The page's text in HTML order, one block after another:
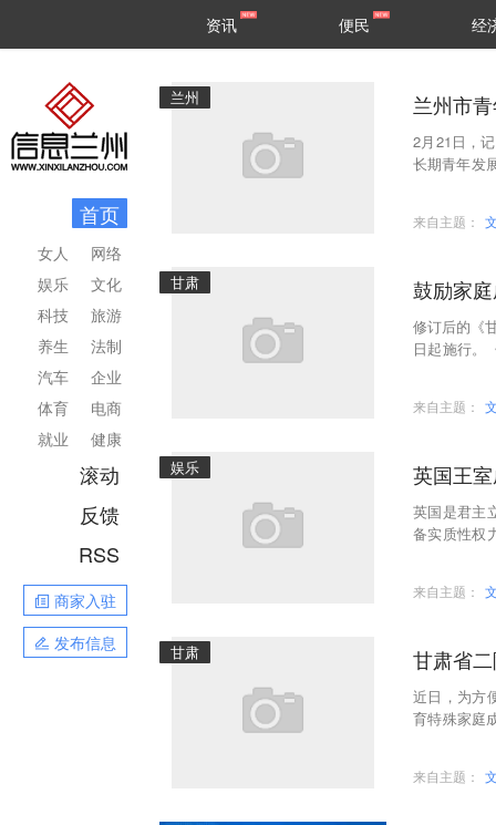
区县
资讯 便民 经
首页
网络
文化
旅游
法制
企业
电商
健康
女人
娱乐
科技
养生
汽车
体育
就业
滚动
反馈
RSS
商家入驻
发布信息
兰州 兰州市
2月21日，
长期青年发
来自主题：
甘肃 鼓励家
修订后的《
日起施行。
来自主题：
娱乐 英国王
英国是君主
备实质性权
来自主题：
甘肃 甘肃省
近日，为方
育特殊家庭
来自主题：